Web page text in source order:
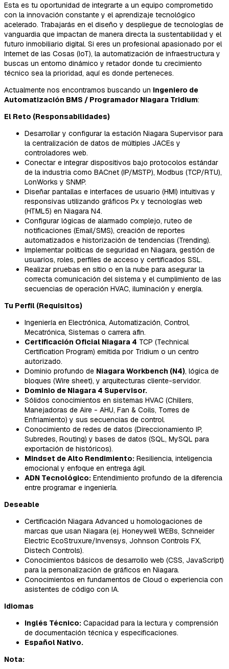
Esta es tu oportunidad de integrarte a un equipo comprometido
con la innovación constante y el aprendizaje tecnológico
acelerado. Trabajarás en el diseño y despliegue de tecnologías de
vanguardia que impactan de manera directa la sustentabilidad y el
futuro inmobiliario digital. Si eres un profesional apasionado por el
Internet de las Cosas (IoT), la automatización de infraestructura y
buscas un entorno dinámico y retador donde tu crecimiento
técnico sea la prioridad, aquí es donde perteneces.
Actualmente nos encontramos buscando un Ingeniero de
Automatización BMS / Programador Niagara Tridium:
El Reto (Responsabilidades)
Desarrollar y configurar la estación Niagara Supervisor para
la centralización de datos de múltiples JACEs y
controladores web.
Conectar e integrar dispositivos bajo protocolos estándar
de la industria como BACnet (IP/MSTP), Modbus (TCP/RTU),
LonWorks y SNMP.
Diseñar pantallas e interfaces de usuario (HMI) intuitivas y
responsivas utilizando gráficos Px y tecnologías web
(HTML5) en Niagara N4.
Configurar lógicas de alarmado complejo, ruteo de
notificaciones (Email/SMS), creación de reportes
automatizados e historización de tendencias (Trending).
Implementar políticas de seguridad en Niagara, gestión de
usuarios, roles, perfiles de acceso y certificados SSL.
Realizar pruebas en sitio o en la nube para asegurar la
correcta comunicación del sistema y el cumplimiento de las
secuencias de operación HVAC, iluminación y energía.
Tu Perfil (Requisitos)
Ingeniería en Electrónica, Automatización, Control,
Mecatrónica, Sistemas o carrera afín.
Certificación Oficial Niagara 4 TCP (Technical
Certification Program) emitida por Tridium o un centro
autorizado.
Dominio profundo de Niagara Workbench (N4), lógica de
bloques (Wire sheet), y arquitecturas cliente-servidor.
Dominio de Niagara 4 Supervisor.
Sólidos conocimientos en sistemas HVAC (Chillers,
Manejadoras de Aire - AHU, Fan & Coils, Torres de
Enfriamiento) y sus secuencias de control.
Conocimiento de redes de datos (Direccionamiento IP,
Subredes, Routing) y bases de datos (SQL, MySQL para
exportación de históricos).
Mindset de Alto Rendimiento: Resiliencia, inteligencia
emocional y enfoque en entrega ágil.
ADN Tecnológico: Entendimiento profundo de la diferencia
entre programar e ingeniería.
Deseable
Certificación Niagara Advanced u homologaciones de
marcas que usan Niagara (ej. Honeywell WEBs, Schneider
Electric EcoStruxure/Invensys, Johnson Controls FX,
Distech Controls).
Conocimientos básicos de desarrollo web (CSS, JavaScript)
para la personalización de gráficos en Niagara.
Conocimientos en fundamentos de Cloud o experiencia con
asistentes de código con IA.
Idiomas
Inglés Técnico: Capacidad para la lectura y comprensión
de documentación técnica y especificaciones.
Español Nativo.
Nota: